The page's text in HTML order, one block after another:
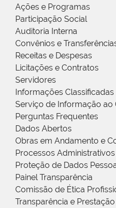
Ações e Programas
Participação Social
Auditoria Interna
Convênios e
Receitas e Despesas
Licitações e Contratos
Servidores
Informações Classificadas
Serviço de Informação ao
Perguntas Frequentes
Dados Abertos
Obras em Andamento e
Processos
Proteção de Dados
Painel Transparência
Comissão de Ética
Transparência e